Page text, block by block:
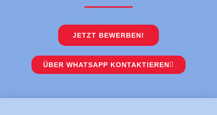
JETZT BEWERBEN!
ÜBER WHATSAPP KONTAKTIEREN